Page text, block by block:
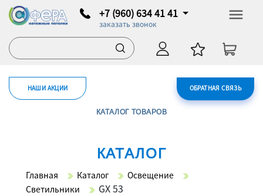
+7 (960) 634 41 41
заказать звонок
ОБРАТНАЯ СВЯЗЬ
НАШИ АКЦИИ
КАТАЛОГ ТОВАРОВ
КАТАЛОГ
Главная Каталог
Освещение
Светильники
GX 53